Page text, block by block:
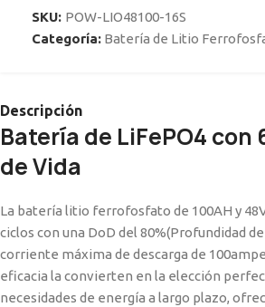
SKU: POW-LIO48100-16S
Categoría: Batería de Litio
Descripción
Batería de LiFePO4
de Vida
La batería litio ferrofosfato de 100AH y
ciclos con una DoD del 80%(Profundidad
corriente máxima de descarga de
eficacia la convierten en la elección
necesidades de energía a largo plazo,